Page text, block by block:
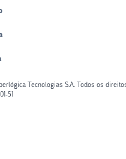
Tecnologias S.A. Todos os
51